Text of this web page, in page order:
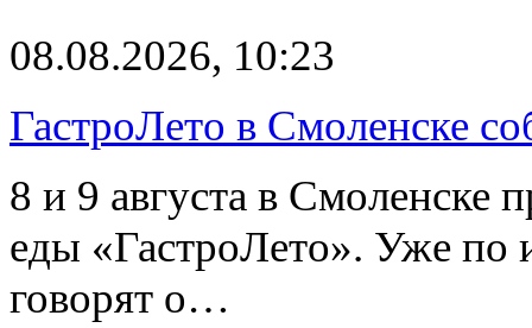
08.08.2026, 10:23
ГастроЛето в Смоленске
8 и 9 августа в Смоленске
еды «ГастроЛето». Уже по
говорят о…